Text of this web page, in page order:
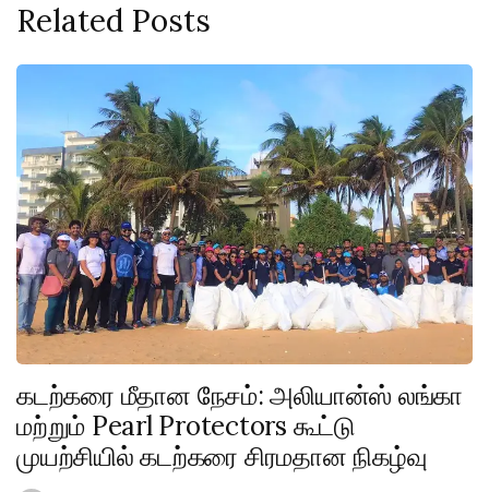
Related Posts
கடற்கரை மீதான நேசம்: அலியான்ஸ் லங்கா
மற்றும் Pearl Protectors கூட்டு
முயற்சியில் கடற்கரை சிரமதான நிகழ்வு